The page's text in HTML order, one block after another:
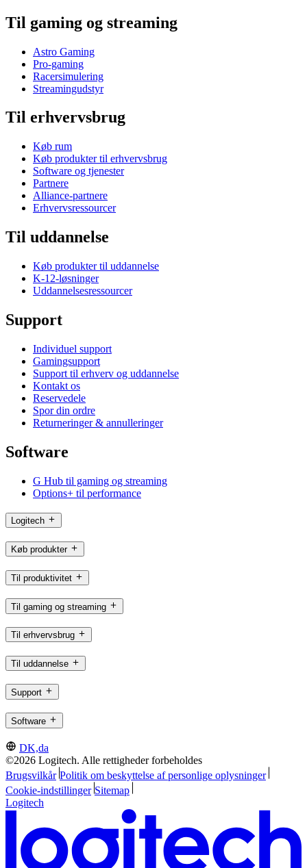
Til gaming og streaming
Astro Gaming
Pro-gaming
Racersimulering
Streamingudstyr
Til erhvervsbrug
Køb rum
Køb produkter til erhvervsbrug
Software og tjenester
Partnere
Alliance-partnere
Erhvervsressourcer
Til uddannelse
Køb produkter til uddannelse
K-12-løsninger
Uddannelsesressourcer
Support
Individuel support
Gamingsupport
Support til erhverv og uddannelse
Kontakt os
Reservedele
Spor din ordre
Returneringer & annulleringer
Software
G Hub til gaming og streaming
Options+ til performance
Logitech
Køb produkter
Til produktivitet
Til gaming og streaming
Til erhvervsbrug
Til uddannelse
Support
Software
DK,da
©2026 Logitech. Alle rettigheder forbeholdes
Brugsvilkår Politik om beskyttelse af personlige oplysninger
Cookie-indstillinger Sitemap
Logitech